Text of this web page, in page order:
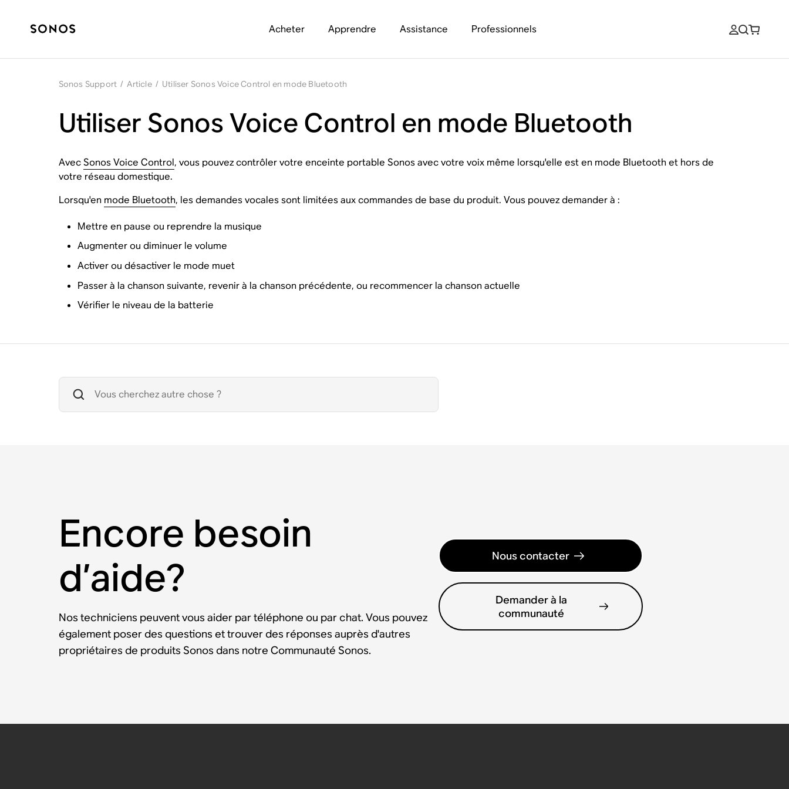
Acheter Apprendre Assistance Professionnels
Sonos Support / Article / Utiliser Sonos Voice Control en mode Bluetooth
Utiliser Sonos Voice Control en mode Bluetooth
AvecSonos Voice Control, vous pouvez contrôler votre enceinte portable Sonos avec votre voix même lorsqu'elle est en mode Bluetooth et hors de
votre réseau domestique.
Lorsqu'en mode Bluetooth, les demandes vocales sont limitées aux commandes de base du produit. Vous pouvez demander à :
Mettre en pause ou reprendre la musique
Augmenter ou diminuer le volume
Activer ou désactiver le mode muet
Passer à la chanson suivante, revenir à la chanson précédente, ou recommencer la chanson actuelle
Vérifier le niveau de la batterie
Encore besoin
d’aide?
Nos techniciens peuvent vous aider par téléphone ou par chat. Vous pouvez
également poser des questions et trouver des réponses auprès d'autres
propriétaires de produits Sonos dans notre Communauté Sonos.
Nous contacter
Demander à la
communauté